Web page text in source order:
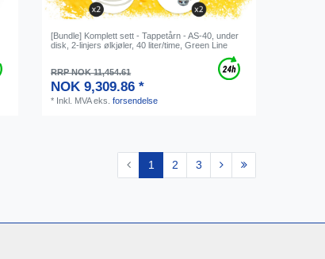
[Bundle] Komplett sett - Tappetårn - AS-40, under
disk, 2-linjers ølkjøler, 40 liter/time, Green Line
RRP NOK 11,454.61
NOK 9,309.86 *
* Inkl. MVAeks.forsendelse
1 2 3